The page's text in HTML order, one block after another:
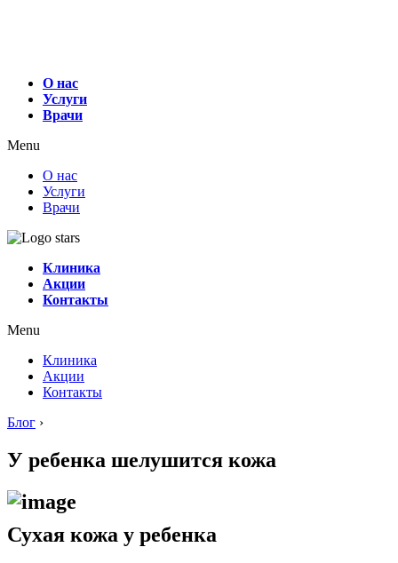
О нас
Услуги
Врачи
Menu
О нас
Услуги
Врачи
Клиника
Акции
Контакты
Menu
Клиника
Акции
Контакты
Блог ›
У ребенка шелушится кожа
Сухая кожа у ребенка